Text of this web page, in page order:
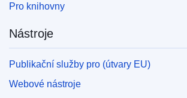
Pro knihovny
Nástroje
Publikační služby pro (útvary EU)
Webové nástroje